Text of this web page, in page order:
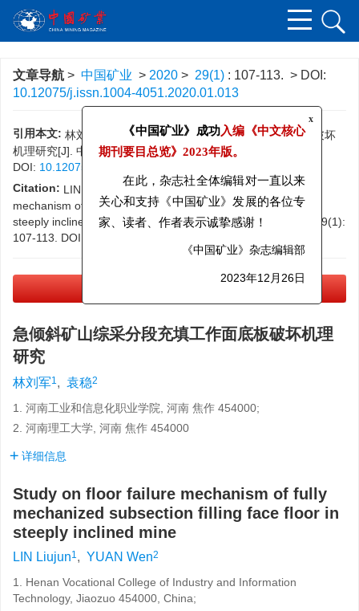
文章导航 > 中国矿业 > 2020 > 29(1) : 107-113. > DOI:
10.12075/j.issn.1004-4051.2020.01.013
引用本文: 林刘军, 袁稳. 急倾斜矿山综采分段充填工作面底板破坏
机理研究[J]. 中国矿业, 2020, 29(1): 107-113.
DOI: 10.12075/j.issn.1004-4051.2020.01.013
Citation: LIN Liujun, YUAN Wen. Study on floor failure
mechanism of fully mechanized subsection filling face floor in
steeply inclined mine[J].CHINA MINING MAGAZINE
, 2020, 29(1):
107-113. DOI:
急倾斜矿山综采分段充填工作面底板破坏机理
研究
林刘军1, 袁稳2
1. 河南工业和信息化职业学院, 河南 焦作 454000;
2. 河南理工大学, 河南 焦作 454000
详细信息
Study on floor failure mechanism of fully
mechanized subsection filling face floor in
steeply inclined mine
LIN Liujun1, YUAN Wen2
1. Henan Vocational College of Industry and Information
Technology, Jiaozuo 454000, China;
x
《中国矿业》成功入编《中文核心
期刊要目总览》2023年版。
在此，杂志社全体编辑对一直以来
关心和支持《中国矿业》发展的各位专
家、读者、作者表示诚挚感谢！
《中国矿业》杂志编辑部
2023年12月26日